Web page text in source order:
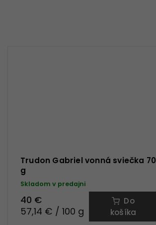
Trudon Gabriel vonná sviečka 70
g
Skladom v predajni
40 €
57,14 € / 100 g
Do
košíka